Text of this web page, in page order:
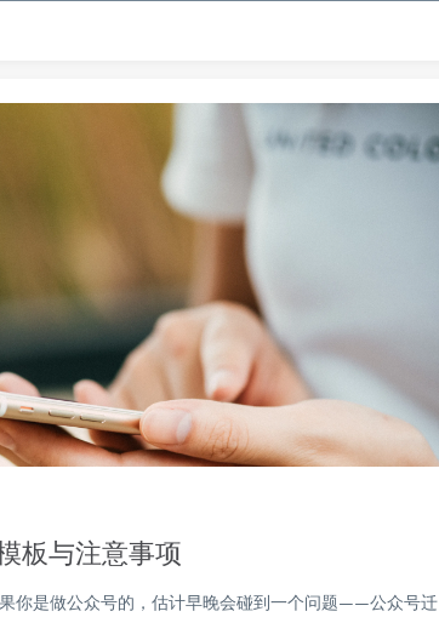
板与注意事项
你是做公众号的，估计早晚会碰到一个问题——公众号迁